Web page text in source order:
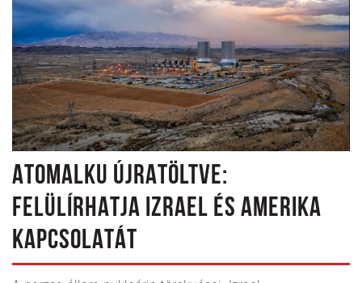
ATOMALKU ÚJRATÖLTVE:
FELÜLÍRHATJA IZRAEL ÉS AMERIKA
KAPCSOLATÁT